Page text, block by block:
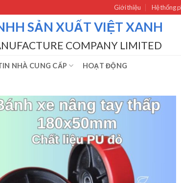
Giới thiệu Hệ thống
SẢN XUẤT VIỆT XANH
COMPANY LIMITED
NHÀ CUNG CẤP HOẠT ĐỘNG